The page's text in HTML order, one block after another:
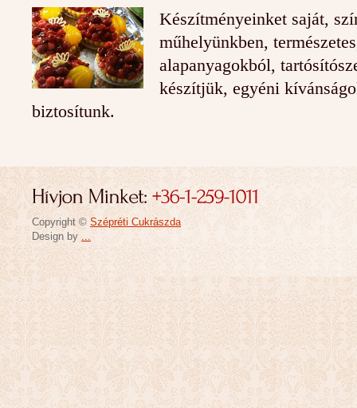
Készítményeinket saját,
műhelyünkben,
alapanyagokból,
készítjük, egyéni
biztosítunk.
Copyright © Szépréti Cukrászda
Design by ...